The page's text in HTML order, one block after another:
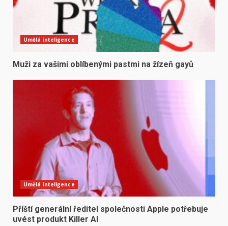
Umělá inteligence
Muži za vašimi oblíbenými pastmi na žízeň gayů
Umělá inteligence
Příští generální ředitel společnosti Apple potřebuje
uvést produkt Killer AI